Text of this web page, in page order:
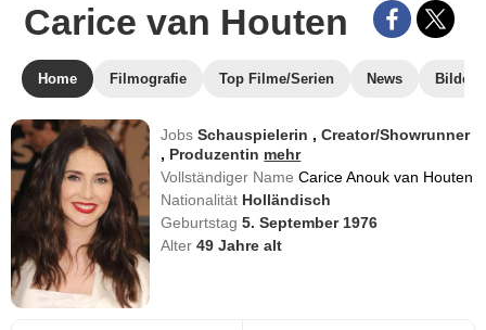
Carice van Houten
Home Filmografie Top Filme/Serien News Bilder
JobsSchauspielerin ,Creator/Showrunner
, Produzentin mehr
Vollständiger NameCarice Anouk van Houten
Nationalität Holländisch
Geburtstag5. September 1976
Alter49 Jahre alt